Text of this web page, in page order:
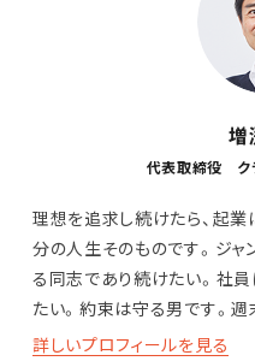
増
代表取締役 ク
理想を追求し続けたら、起業
分の人生そのものです。ジャ
る同志であり続けたい。社員
たい。約束は守る男です。週
詳しいプロフィールを見る